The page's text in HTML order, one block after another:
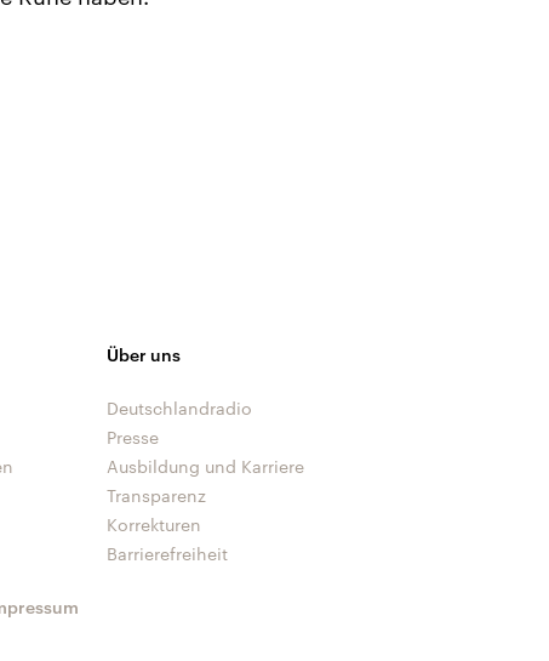
Über uns
Deutschlandradio
Presse
Ausbildung und Karriere
Transparenz
Korrekturen
Barrierefreiheit